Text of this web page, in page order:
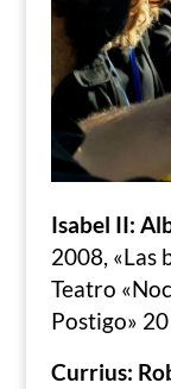
Isabel II:
2008, «Las
Teatro
Postigo»
Currius: